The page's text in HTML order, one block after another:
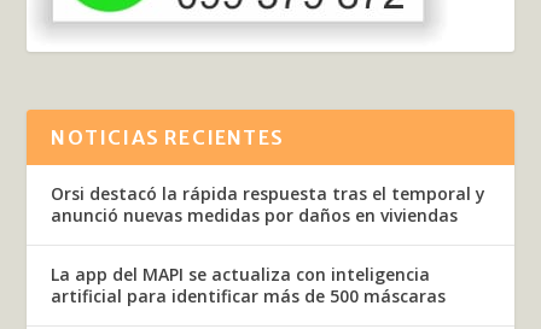
NOTICIAS RECIENTES
Orsi destacó la rápida respuesta tras el temporal y
anunció nuevas medidas por daños en viviendas
La app del MAPI se actualiza con inteligencia
artificial para identificar más de 500 máscaras